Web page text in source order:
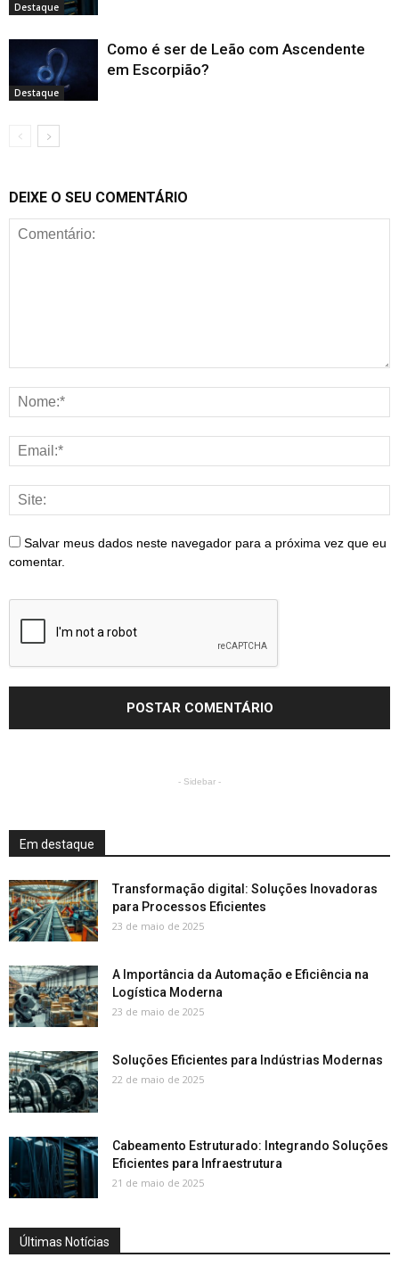
Destaque
Destaque
Como é ser de Leão com Ascendente
em Escorpião?
DEIXE O SEU COMENTÁRIO
Salvar meus dados neste navegador para a próxima vez que eu
comentar.
- Sidebar -
Em destaque
Transformação digital: Soluções Inovadoras
para Processos Eficientes
23 de maio de 2025
A Importância da Automação e Eficiência na
Logística Moderna
23 de maio de 2025
Soluções Eficientes para Indústrias Modernas
22 de maio de 2025
Cabeamento Estruturado: Integrando Soluções
Eficientes para Infraestrutura
21 de maio de 2025
Últimas Notícias